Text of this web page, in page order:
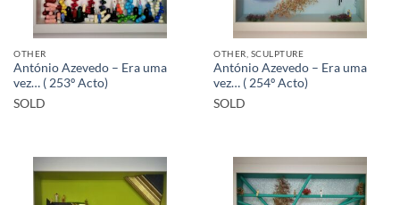
OTHER
António Azevedo – Era uma
vez… ( 253º Acto)
SOLD
OTHER, SCULPTURE
António Azevedo – Era uma
vez… ( 254º Acto)
SOLD